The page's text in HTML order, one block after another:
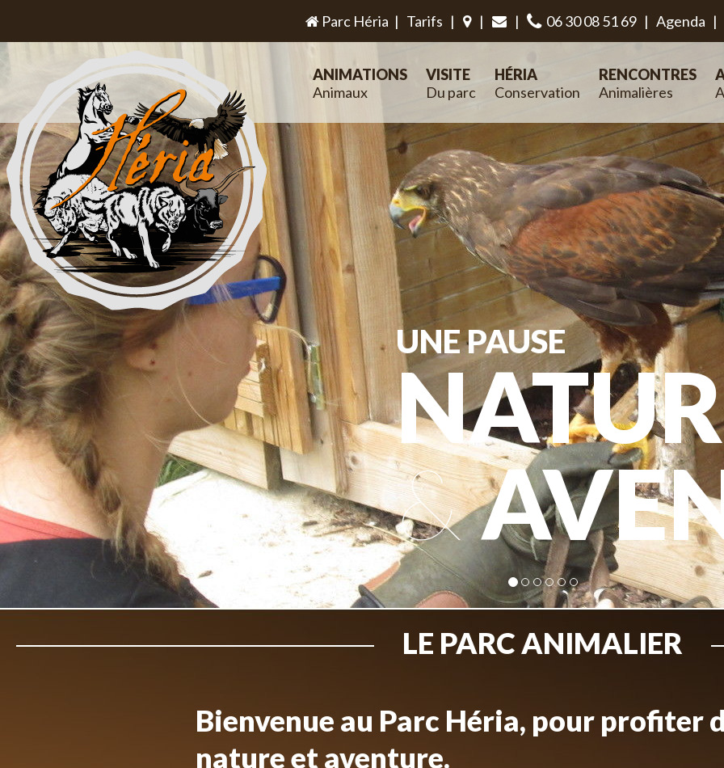
Parc Héria | Tarifs | | | 06 30 08 51 69 | Agenda |
UNE PAUSE
&
ANIMATIONS
Animaux
VISITE
Du parc
HÉRIA
Conservation
RENCONTRES
Animalières
LE PARC ANIMALIER
Bienvenue au Parc Héria, pour profiter
nature et aventure.